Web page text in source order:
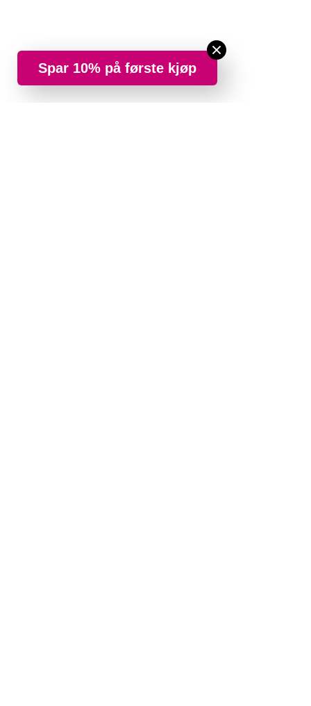
Spar 10% på første kjøp